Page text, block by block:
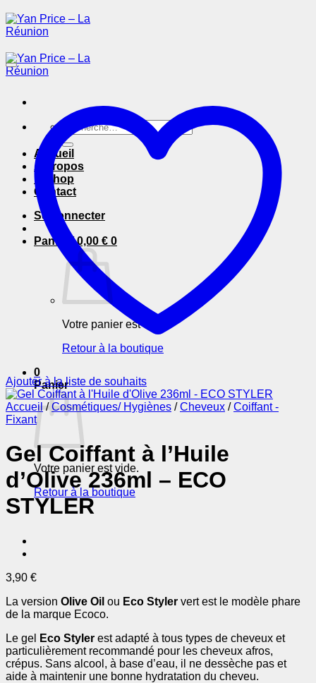
Passer
au
contenu
Recherche
pour :
Accueil
A Propos
E-Shop
Contact
Se connecter
Panier /0,00 € 0
Votre panier est vide.
Retour à la boutique
0
Panier
Votre panier est vide.
Retour à la boutique
Ajouter à la liste de souhaits
Accueil / Cosmétiques/ Hygiènes / Cheveux / Coiffant -
Fixant
Gel Coiffant à l’Huile
d’Olive 236ml – ECO
STYLER
3,90 €
La version Olive Oil ou Eco Styler vert est le modèle phare
de la marque Ecoco.
Le gel
Eco Styler est adapté à tous types de cheveux et
particulièrement recommandé pour les cheveux afros,
crépus. Sans alcool, à base d’eau, il ne dessèche pas et
aide à maintenir une bonne hydratation du cheveu.